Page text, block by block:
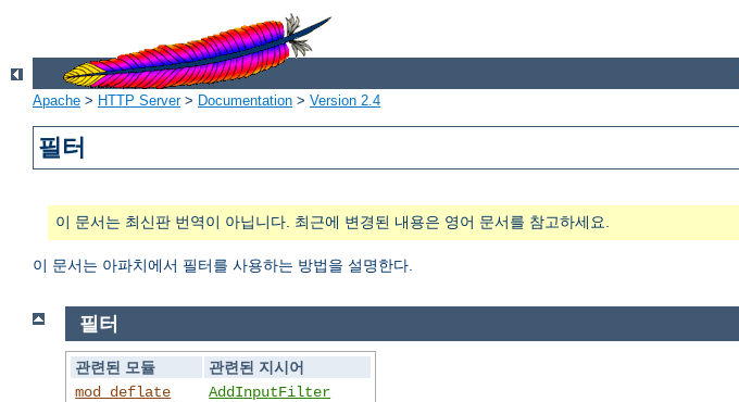
Apache > HTTP Server> Documentation > Version 2.4
필터
이 문서는 최신판 번역이 아닙니다. 최근에 변경된 내용은 영어 문서를 참고하세요.
이 문서는 아파치에서 필터를 사용하는 방법을 설명한다.
필터
관련된 모듈
관련된 지시어
mod_deflate
AddInputFilter